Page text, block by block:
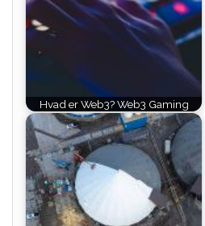
Hvad er Web3? Web3 Gaming